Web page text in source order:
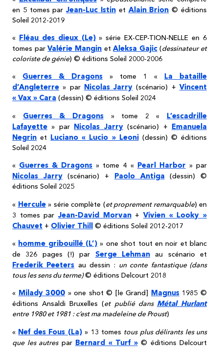
en 5 tomes parJean-Luc Istin et Alain Brion © éditions
Soleil 2012-2019
« Fléau des dieux (Le)» série EX-CEP-TION-NELLE en 6
tomes parValérie ManginetAleksa Gajic(dessinateur et
coloriste de génie) © éditions Soleil 2000-2006
« Guerres & Dragons » tome 1 « La bataille
d’Angleterre » par Nicolas Jarry (scénario) +Vincent
« Vax » Cara (dessin) © éditions Soleil 2024
« Guerres & Dragons» tome 2 « L’escadrille
Lafayette » par Nicolas Jarry(scénario) + Emanuela
Negrin et Luciano « Lucio » Leoni(dessin) © éditions
Soleil 2024
« Guerres & Dragons » tome 4 « Pearl Harbor » par
Nicolas Jarry(scénario) + Paolo Antiga (dessin) ©
éditions Soleil 2025
« Hercule» série complète (et proprement remarquable) en
3 tomes parJean-David Morvan+Vivien « Looky »
Chauvet + Olivier Thill © éditions Soleil 2012-2017
« homme gribouillé (L’) » one shot tout en noir et blanc
de 326 pages (!) par Serge Lehman au scénario et
Frederik Peeters au dessin : un conte fantastique (dans
tous les sens du terme)© éditions Delcourt 2018
« Milady 3000 » one shot © [le Grand] Magnus1985 ©
éditions Ansaldi Bruxelles (et publié dans Métal Hurlant
entre 1980 et 1981 : c’est ma madeleine de Proust)
« Nef des Fous (La)» 13 tomes tous plus délirants les uns
que les autrespar Bernard « Turf »© éditions Delcourt